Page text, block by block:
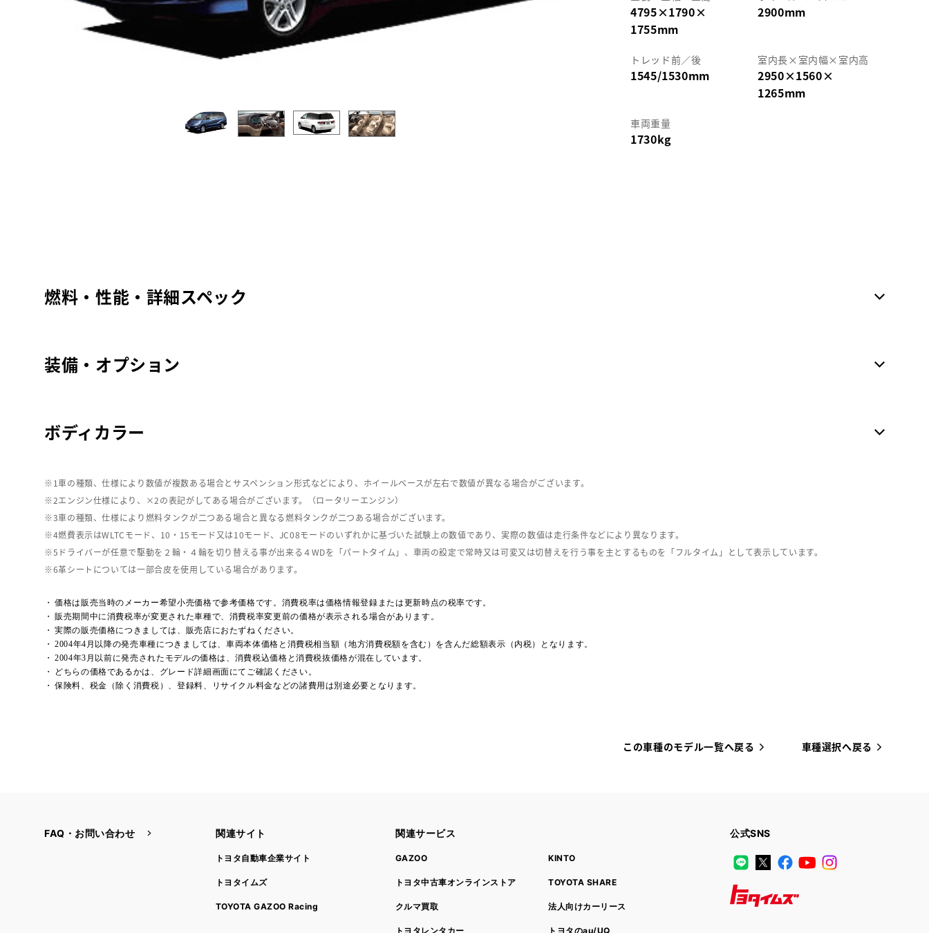
4795×1790×
1755mm
2900mm
トレッド前／後
1545/1530mm
室内長× 室内幅× 室内高
2950×1560×
1265mm
車両重量
1730kg
燃料・性能・詳細スペック
装備・オプション
ボディカラー
車の種類、仕様により数値が複数ある場合とサスペンション形式などにより、ホイールベースが左右で数値が異なる場合がございます。
エンジン仕様により、×2の表記がしてある場合がございます。（ロータリーエンジン）
車の種類、仕様により燃料タンクが二つある場合と異なる燃料タンクが二つある場合がございます。
燃費表示はWLTCモード、10・15モード又は10モード、JC08モードのいずれかに基づいた試験上の数値であり、実際の数値は走行条件などにより異なります。
ドライバーが任意で駆動を２輪・４輪を切り替える事が出来る４WDを「パートタイム」、車両の設定で常時又は可変又は切替えを行う事を主とするものを「フルタイム」として表示しています。
革シートについては一部合皮を使用している場合があります。
価格は販売当時のメーカー希望小売価格で参考価格です。消費税率は価格情報登録または更新時点の税率です。
販売期間中に消費税率が変更された車種で、消費税率変更前の価格が表示される場合があります。
実際の販売価格につきましては、販売店におたずねください。
2004年4月以降の発売車種につきましては、車両本体価格と消費税相当額（地方消費税額を含む）を含んだ総額表示（内税）となります。
2004年3月以前に発売されたモデルの価格は、消費税込価格と消費税抜価格が混在しています。
どちらの価格であるかは、グレード詳細画面にてご確認ください。
保険料、税金（除く消費税）、登録料、リサイクル料金などの諸費用は別途必要となります。
この車種のモデル一覧へ戻る 車種選択へ戻る
FAQ・お問い合わせ 関連サイト
トヨタ自動車企業サイト
トヨタイムズ
TOYOTA GAZOO Racing
関連サービス
GAZOO
トヨタ中古車オンラインストア
クルマ買取
トヨタレンタカー
KINTO
TOYOTA SHARE
法人向けカーリース
トヨタのau/UQ
公式SNS
LINEX Facebook
YouTube